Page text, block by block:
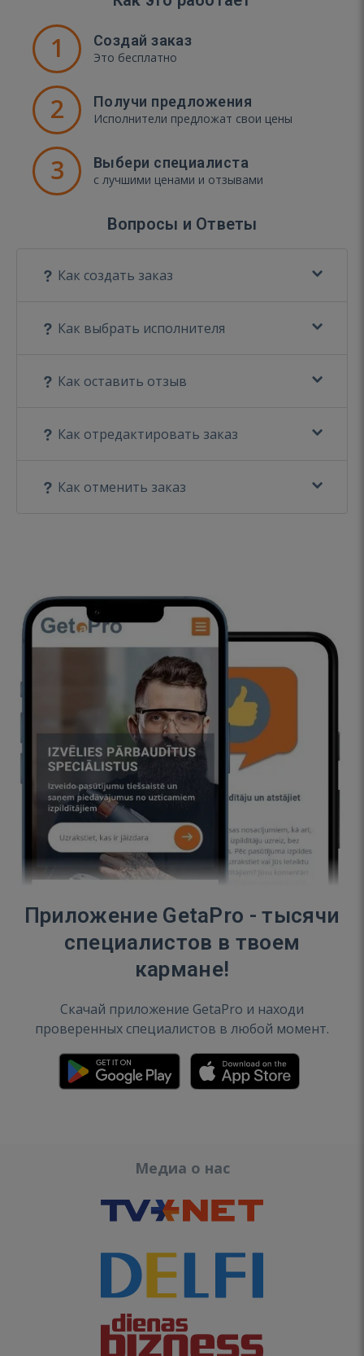
1 Создай заказ
Это бесплатно
2 Получи предложения
Исполнители предложат свои цены
3 Выбери специалиста
с лучшими ценами и отзывами
Вопросы и Ответы
Как создать заказ
Как выбрать исполнителя
Как оставить отзыв
Как отредактировать заказ
Как отменить заказ
Приложение GetaPro - тысячи
специалистов в твоем
кармане!
Скачай приложение GetaPro и находи
проверенных специалистов в любой момент.
Медиа о нас